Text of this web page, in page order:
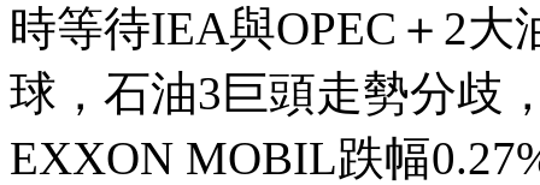
時等待IEA與OPEC＋2
球，石油3巨頭走勢分歧
EXXON MOBIL跌幅